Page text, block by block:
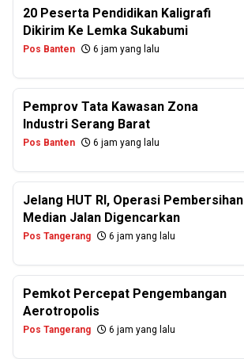
20 Peserta Pendidikan Kaligrafi
Dikirim Ke Lemka Sukabumi
Pos Banten 6 jam yang lalu
Pemprov Tata Kawasan Zona
Industri Serang Barat
Pos Banten 6 jam yang lalu
Jelang HUT RI, Operasi Pembersihan
Median Jalan Digencarkan
Pos Tangerang 6 jam yang lalu
Pemkot Percepat Pengembangan
Aerotropolis
Pos Tangerang 6 jam yang lalu